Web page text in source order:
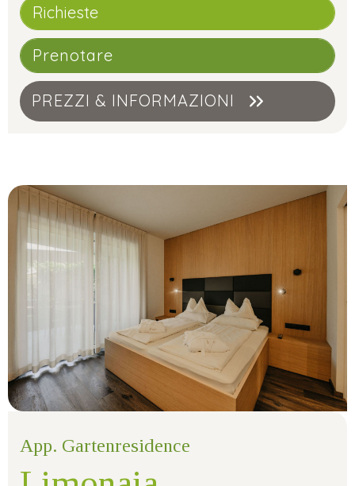
Richieste
Prenotare
PREZZI & INFORMAZIONI
App. Gartenresidence